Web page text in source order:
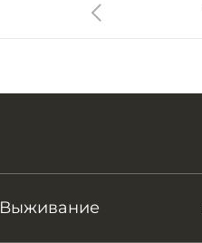
Выживание